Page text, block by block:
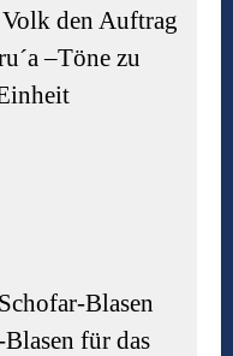
den Auftrag
–Töne zu
Blasen
für das